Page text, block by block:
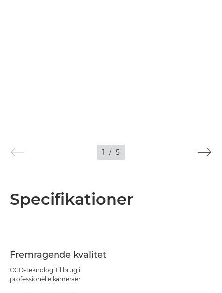
1 / 5
Specifikationer
Fremragende kvalitet
CCD-teknologi til brug i
professionelle kameraer